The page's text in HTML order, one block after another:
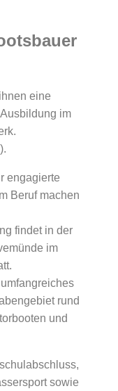
eine
im
engagierte
Beruf machen
findet in der
im
rund
und
sowie